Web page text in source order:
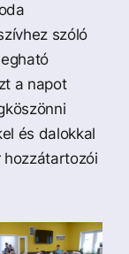
szóló
a napot
és dalokkal
hozzátartozói